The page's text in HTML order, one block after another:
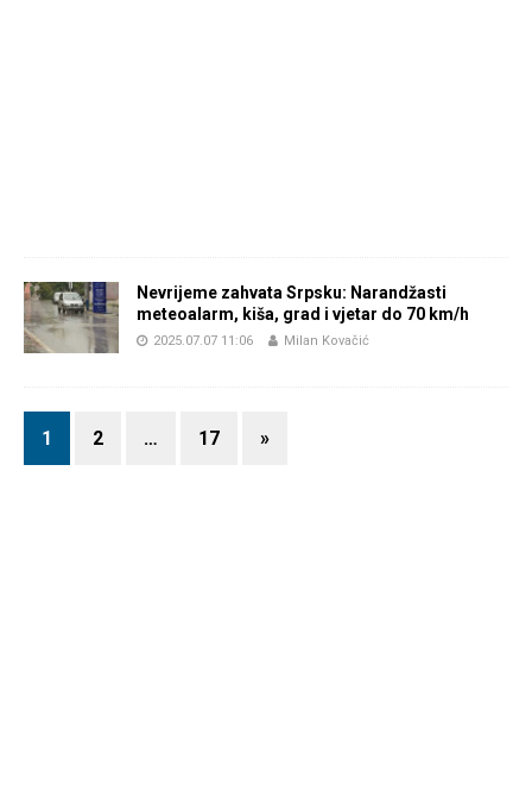
Nevrijeme zahvata Srpsku: Narandžasti
meteoalarm, kiša, grad i vjetar do 70 km/h
2025.07.07 11:06 Milan Kovačić
1 2 … 17 »